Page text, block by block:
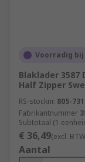
Voorradig
Blaklader 3587
Half Zipper
RS-stocknr. 805-731
Fabrikantnummer
Subtotaal (1
€ 36,49(excl.
Aantal